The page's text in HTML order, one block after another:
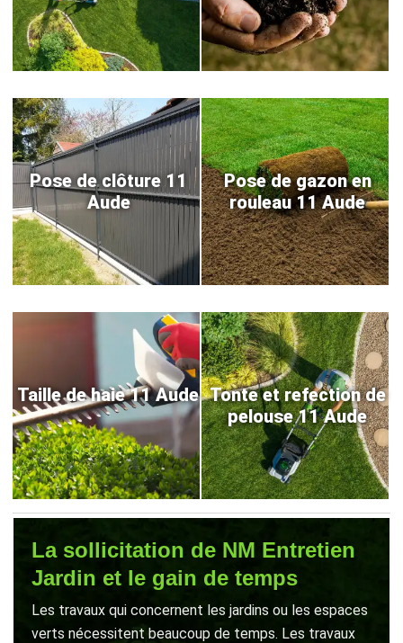
Pose de clôture 11
Aude
Pose de gazon en
rouleau 11 Aude
Taille de haie 11 Aude Tonte et refection de
pelouse 11 Aude
La sollicitation de NM Entretien
Jardin et le gain de temps
Les travaux qui concernent les jardins ou les espaces
verts nécessitent beaucoup de temps. Les travaux